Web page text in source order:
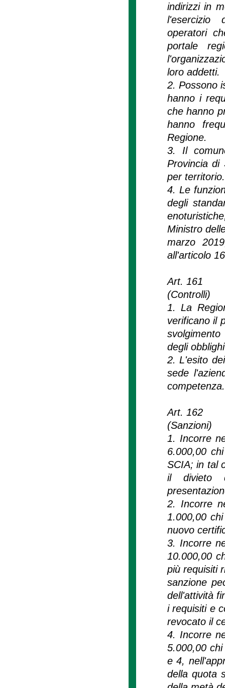
indirizzi in
l'esercizio
operatori
portale
loro addetti.
2. Possono
hanno i
che hanno
hanno
Regione.
3. Il
Provincia di
per territorio.
4. Le
degli
Ministro
marzo
all'articolo
Art. 161
(Controlli)
1. La
verificano il
degli
2. L'esito
sede
competenza.
Art. 162
(Sanzioni)
1. Incorre
6.000,00
SCIA; in tal
il divieto
2. Incorre
1.000,00
nuovo
3. Incorre
10.000,00
più requisiti
sanzione
dell'attività
i requisiti e
revocato il
4. Incorre
5.000,00
e 4,
della quota